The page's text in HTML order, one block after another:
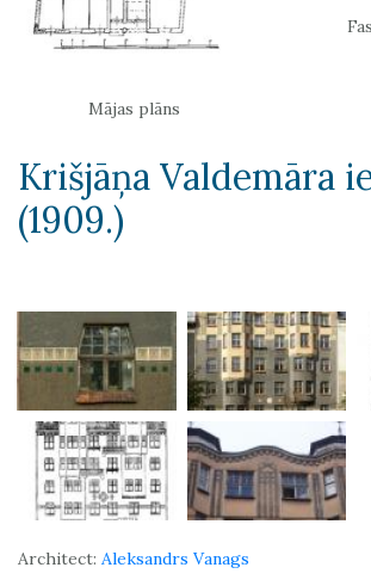
Mājas plāns
Krišjāņa Valdemāra
(1909.)
Architect: Aleksandrs Vanags